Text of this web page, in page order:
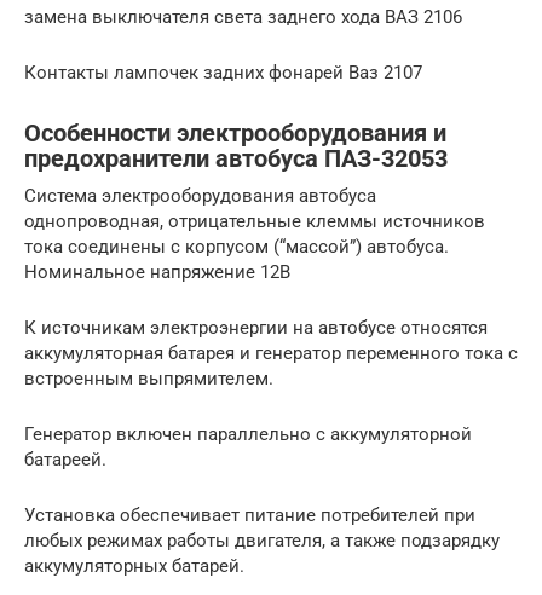
замена выключателя света заднего хода ВАЗ 2106
Контакты лампочек задних фонарей Ваз 2107
Особенности электрооборудования и
предохранители автобуса ПАЗ-32053
Система электрооборудования автобуса
однопроводная, отрицательные клеммы источников
тока соединены с корпусом (“массой”) автобуса.
Номинальное напряжение 12В
К источникам электроэнергии на автобусе относятся
аккумуляторная батарея и генератор переменного тока с
встроенным выпрямителем.
Генератор включен параллельно с аккумуляторной
батареей.
Установка обеспечивает питание потребителей при
любых режимах работы двигателя, а также подзарядку
аккумуляторных батарей.